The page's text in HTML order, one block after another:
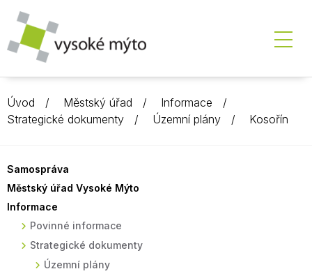
Úvod Městský úřad
Informace
Strategické dokumenty
Územní plány Kosořín
Samospráva
Městský úřad Vysoké Mýto
Informace
Povinné informace
Strategické dokumenty
Územní plány